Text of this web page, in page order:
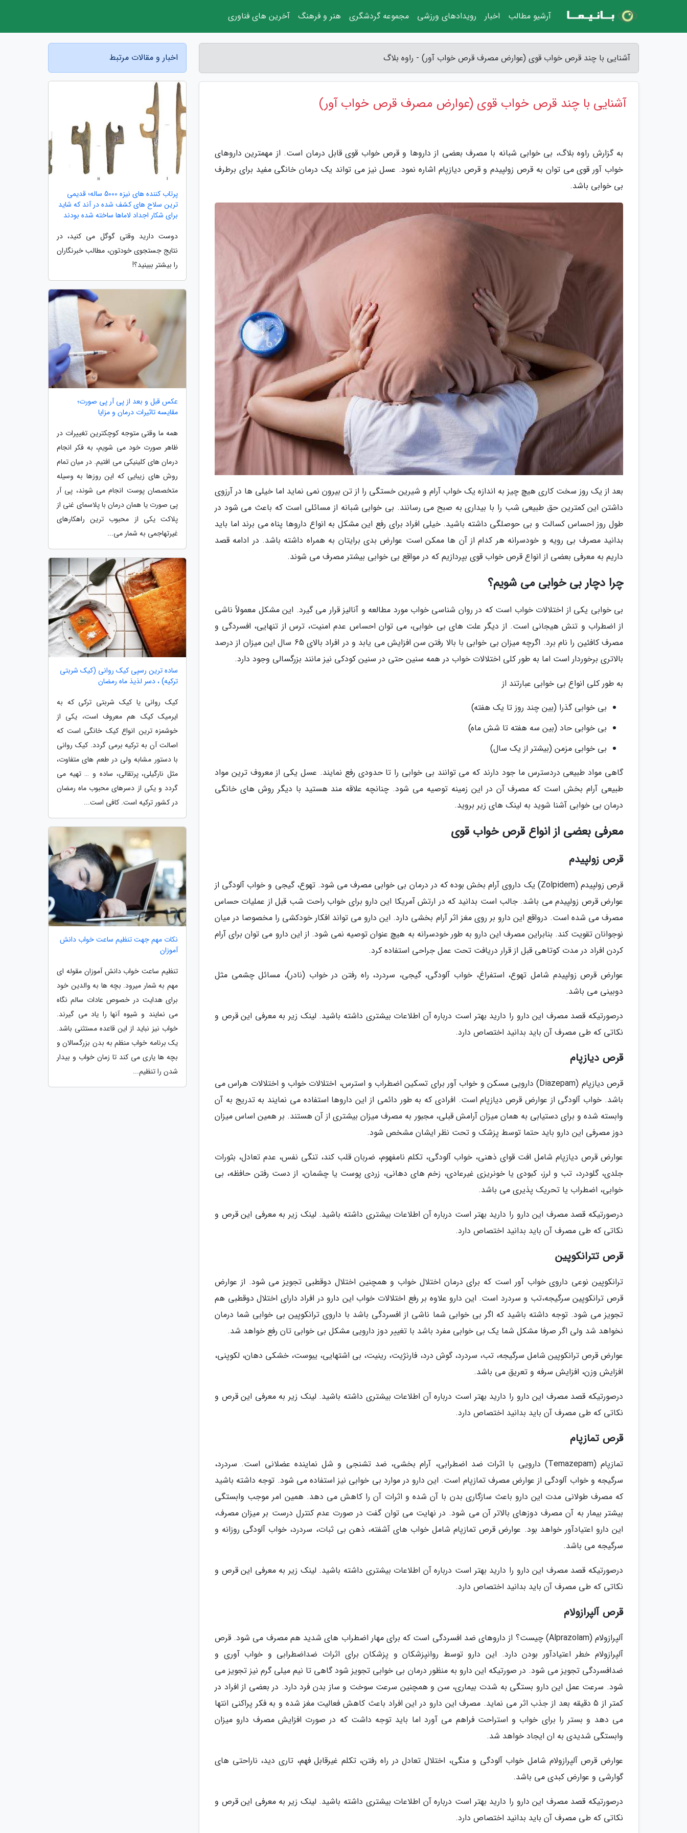
آشنایی با چند قرص خواب قوی (عوارض مصرف قرص خواب آور) - راوه بلاگ
آشنایی با چند قرص خواب قوی (عوارض مصرف قرص خواب آور)
به گزارش راوه بلاگ، بی خوابی شبانه با مصرف بعضی از داروها و قرص خواب قوی قابل درمان است. از مهمترین داروهای
خواب آور قوی می توان به قرص زولپیدم و قرص دیازپام اشاره نمود. عسل نیز می تواند یک درمان خانگی مفید برای برطرف
بی خوابی باشد.
بعد از یک روز سخت کاری هیچ چیز به اندازه یک خواب آرام و شیرین خستگی را از تن بیرون نمی نماید اما خیلی ها در آرزوی
داشتن این کمترین حق طبیعی شب را با بیداری به صبح می رسانند. بی خوابی شبانه از مسائلی است که باعث می شود در
طول روز احساس کسالت و بی حوصلگی داشته باشید. خیلی افراد برای رفع این مشکل به انواع داروها پناه می برند اما باید
بدانید مصرف بی رویه و خودسرانه هر کدام از آن ها ممکن است عوارض بدی برایتان به همراه داشته باشد. در ادامه قصد
داریم به معرفی بعضی از انواع قرص خواب قوی بپردازیم که در مواقع بی خوابی بیشتر مصرف می شوند.
چرا دچار بی خوابی می شویم؟
بی خوابی یکی از اختلالات خواب است که در روان شناسی خواب مورد مطالعه و آنالیز قرار می گیرد. این مشکل معمولاً ناشی
از اضطراب و تنش هیجانی است. از دیگر علت های بی خوابی، می توان احساس عدم امنیت، ترس از تنهایی، افسردگی و
مصرف کافئین را نام برد. اگرچه میزان بی خوابی با بالا رفتن سن افزایش می یابد و در افراد بالای 65 سال این میزان از درصد
بالاتری برخوردار است اما به طور کلی اختلالات خواب در همه سنین حتی در سنین کودکی نیز مانند بزرگسالی وجود دارد.
به طور کلی انواع بی خوابی عبارتند از
بی خوابی گذرا (بین چند روز تا یک هفته)
بی خوابی حاد (بین سه هفته تا شش ماه)
بی خوابی مزمن (بیشتر از یک سال)
گاهی مواد طبیعی دردسترس ما جود دارند که می توانند بی خوابی را تا حدودی رفع نمایند. عسل یکی از معروف ترین مواد
طبیعی آرام بخش است که مصرف آن در این زمینه توصیه می شود. چنانچه علاقه مند هستید با دیگر روش های خانگی
درمان بی خوابی آشنا شوید به لینک های زیر بروید.
معرفی بعضی از انواع قرص خواب قوی
قرص زولپیدم
قرص زولپیدم (Zolpidem) یک داروی آرام بخش بوده که در درمان بی خوابی مصرف می شود. تهوع، گیجی و خواب آلودگی از
عوارض قرص زولپیدم می باشد. جالب است بدانید که در ارتش آمریکا این دارو برای خواب راحت شب قبل از عملیات حساس
مصرف می شده است. درواقع این دارو بر روی مغز اثر آرام بخشی دارد. این دارو می تواند افکار خودکشی را مخصوصا در میان
نوجوانان تقویت کند. بنابراین مصرف این دارو به طور خودسرانه به هیچ عنوان توصیه نمی شود. از این دارو می توان برای آرام
کردن افراد در مدت کوتاهی قبل از قرار دریافت تحت عمل جراحی استفاده کرد.
عوارض قرص زولپیدم شامل تهوع، استفراغ، خواب آلودگی، گیجی، سردرد، راه رفتن در خواب (نادر)، مسائل چشمی مثل
دوبینی می باشد.
درصورتیکه قصد مصرف این دارو را دارید بهتر است درباره آن اطلاعات بیشتری داشته باشید. لینک زیر به معرفی این قرص و
نکاتی که طی مصرف آن باید بدانید اختصاص دارد.
قرص دیازپام
قرص دیازپام (Diazepam) دارویی مسکن و خواب آور برای تسکین اضطراب و استرس، اختلالات خواب و اختلالات هراس می
باشد. خواب آلودگی از عوارض قرص دیازپام است. افرادی که به طور دائمی از این داروها استفاده می نمایند به تدریج به آن
وابسته شده و برای دستیابی به همان میزان آرامش قبلی، مجبور به مصرف میزان بیشتری از آن هستند. بر همین اساس میزان
دوز مصرفی این دارو باید حتما توسط پزشک و تحت نظر ایشان مشخص شود.
عوارض قرص دیازپام شامل افت قوای ذهنی، خواب آلودگی، تکلم نامفهوم، ضربان قلب کند، تنگی نفس، عدم تعادل، بثورات
جلدی، گلودرد، تب و لرز، کبودی یا خونریزی غیرعادی، زخم های دهانی، زردی پوست یا چشمان، از دست رفتن حافظه، بی
خوابی، اضطراب یا تحریک پذیری می باشد.
درصورتیکه قصد مصرف این دارو را دارید بهتر است درباره آن اطلاعات بیشتری داشته باشید. لینک زیر به معرفی این قرص و
نکاتی که طی مصرف آن باید بدانید اختصاص دارد.
قرص تترانکوپین
ترانکوپین نوعی داروی خواب آور است که برای درمان اختلال خواب و همچنین اختلال دوقطبی تجویز می شود. از عوارض
قرص ترانکوپین سرگیجه،تب و سردرد است. این دارو علاوه بر رفع اختلالات خواب این دارو در افراد دارای اختلال دوقطبی هم
تجویز می شود. توجه داشته باشید که اگر بی خوابی شما ناشی از افسردگی باشد با داروی ترانکوپین بی خوابی شما درمان
نخواهد شد ولی اگر صرفا مشکل شما یک بی خوابی مفرد باشد با تغییر دوز دارویی مشکل بی خوابی تان رفع خواهد شد.
عوارض قرص ترانکوپین شامل سرگیجه، تب، سردرد، گوش درد، فارنژیت، رینیت، بی اشتهایی، یبوست، خشکی دهان، لکوپنی،
افزایش وزن، افزایش سرفه و تعریق می باشد.
درصورتیکه قصد مصرف این دارو را دارید بهتر است درباره آن اطلاعات بیشتری داشته باشید. لینک زیر به معرفی این قرص و
نکاتی که طی مصرف آن باید بدانید اختصاص دارد.
قرص تمازپام
تمازپام (Temazepam) دارویی با اثرات ضد اضطرابی، آرام بخشی، ضد تشنجی و شل نماینده عضلانی است. سردرد،
سرگیجه و خواب آلودگی از عوارض مصرف تمازپام است. این دارو در موارد بی خوابی نیز استفاده می شود. توجه داشته باشید
که مصرف طولانی مدت این دارو باعث سازگاری بدن با آن شده و اثرات آن را کاهش می دهد. همین امر موجب وابستگی
بیشتر بیمار به آن مصرف دوزهای بالاتر آن می شود. در نهایت می توان گفت در صورت عدم کنترل درست بر میزان مصرف،
این دارو اعتیادآور خواهد بود. عوارض قرص تمازپام شامل خواب های آشفته، ذهن بی ثبات، سردرد، خواب آلودگی روزانه و
سرگیجه می باشد.
درصورتیکه قصد مصرف این دارو را دارید بهتر است درباره آن اطلاعات بیشتری داشته باشید. لینک زیر به معرفی این قرص و
نکاتی که طی مصرف آن باید بدانید اختصاص دارد.
قرص آلپرازولام
آلپرازولام (Alprazolam) چیست؟ از داروهای ضد افسردگی است که برای مهار اضطراب های شدید هم مصرف می شود. قرص
آلپرازولام خطر اعتیادآور بودن دارد. این دارو توسط روانپزشکان و پزشکان برای اثرات ضداضطرابی و خواب آوری و
ضدافسردگی تجویز می شود. در صورتیکه این دارو به منظور درمان بی خوابی تجویز شود گاهی تا نیم میلی گرم نیز تجویز می
شود. سرعت عمل این دارو بستگی به شدت بیماری، سن و همچنین سرعت سوخت و ساز بدن فرد دارد. در بعضی از افراد در
کمتر از 5 دقیقه بعد از جذب اثر می نماید. مصرف این دارو در این افراد باعث کاهش فعالیت مغز شده و به فکر پراکنی انتها
می دهد و بستر را برای خواب و استراحت فراهم می آورد اما باید توجه داشت که در صورت افزایش مصرف دارو میزان
وابستگی شدیدی به ان ایجاد خواهد شد.
عوارض قرص آلپرازولام شامل خواب آلودگی و منگی، اختلال تعادل در راه رفتن، تکلم غیرقابل فهم، تاری دید، ناراحتی های
گوارشی و عوارض کبدی می باشد.
درصورتیکه قصد مصرف این دارو را دارید بهتر است درباره آن اطلاعات بیشتری داشته باشید. لینک زیر به معرفی این قرص و
نکاتی که طی مصرف آن باید بدانید اختصاص دارد.
اخبار و مقالات مرتبط
پرتاب کننده های نیزه 5000 ساله؛ قدیمی
ترین سلاح های کشف شده در آند که شاید
برای شکار اجداد لاماها ساخته شده بودند
دوست دارید وقتی گوگل می کنید، در
نتایج جستجوی خودتون، مطالب خبرنگاران
را بیشتر ببینید؟!
عکس قبل و بعد از پی آر پی صورت؛
مقایسه تاثیرات درمان و مزایا
همه ما وقتی متوجه کوچکترین تغییرات در
ظاهر صورت خود می شویم، به فکر انجام
درمان های کلینیکی می افتیم. در میان تمام
روش های زیبایی که این روزها به وسیله
متخصصان پوست انجام می شوند، پی آر
پی صورت یا همان درمان با پلاسمای غنی از
پلاکت یکی از محبوب ترین راهکارهای
غیرتهاجمی به شمار می...
ساده ترین رسپی کیک روانی (کیک شربتی
ترکیه) ، دسر لذیذ ماه رمضان
کیک روانی یا کیک شربتی ترکی که به
ایرمیک کیک هم معروف است، یکی از
خوشمزه ترین انواع کیک خانگی است که
اصالت آن به ترکیه برمی گردد. کیک روانی
با دستور مشابه ولی در طعم های متفاوت،
مثل نارگیلی، پرتقالی، ساده و … تهیه می
گردد و یکی از دسرهای محبوب ماه رمضان
در کشور ترکیه است. کافی است...
نکات مهم جهت تنظیم ساعت خواب دانش
آموزان
تنظیم ساعت خواب دانش آموزان مقوله ای
مهم به شمار میرود. بچه ها به والدین خود
برای هدایت در خصوص عادات سالم نگاه
می نمایند و شیوه آنها را یاد می گیرند.
خواب نیز نباید از این قاعده مستثنی باشد.
یک برنامه خواب منظم به بدن بزرگسالان و
بچه ها یاری می کند تا زمان خواب و بیدار
شدن را تنظیم...
آرشیو مطالب اخبار رویدادهای ورزشی مجموعه گردشگری هنر و فرهنگ آخرین های فناوری